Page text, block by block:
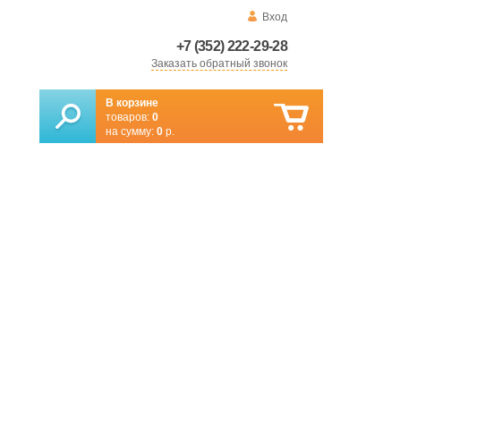
Вход
+7 (352) 222-29-28
Заказать обратный звонок
В корзине
товаров: 0
на сумму: 0 р.